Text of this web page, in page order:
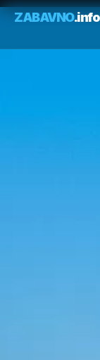
ZABAVNO.info